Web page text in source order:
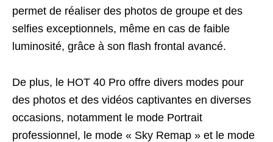
permet de réaliser des photos de groupe et des
selfies exceptionnels, même en cas de faible
luminosité, grâce à son flash frontal avancé.
De plus, le HOT 40 Pro offre divers modes pour
des photos et des vidéos captivantes en diverses
occasions, notamment le mode Portrait
professionnel, le mode « Sky Remap » et le mode